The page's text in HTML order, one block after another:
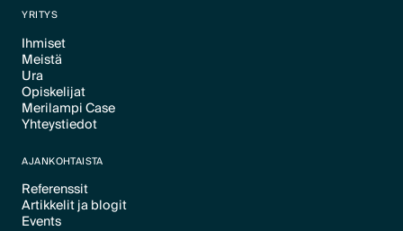
YRITYS
Ihmiset
Text Link
Meistä
Text Link
Ura
Text Link
Opiskelijat
Text Link
Merilampi Case
Text Link
Yhteystiedot
AJANKOHTAISTA
Referenssit
Text Link
Artikkelit ja blogit
Text Link
Events